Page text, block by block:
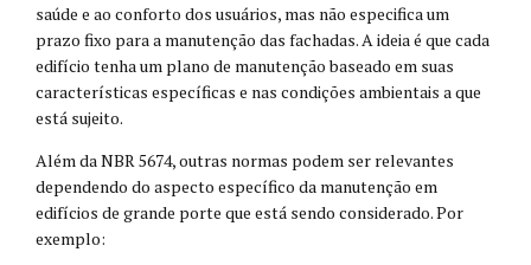
saúde e ao conforto dos usuários, mas não especifica um
prazo fixo para a manutenção das fachadas. A ideia é que cada
edifício tenha um plano de manutenção baseado em suas
características específicas e nas condições ambientais a que
está sujeito.
Além da NBR 5674, outras normas podem ser relevantes
dependendo do aspecto específico da manutenção em
edifícios de grande porte que está sendo considerado. Por
exemplo: